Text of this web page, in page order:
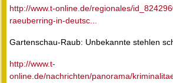
http://www.t-online.de/regionales/
raeuberring-in-deutsc...
Gartenschau-Raub: Unbekannte stehlen
http://www.t-
online.de/nachrichten/panorama/